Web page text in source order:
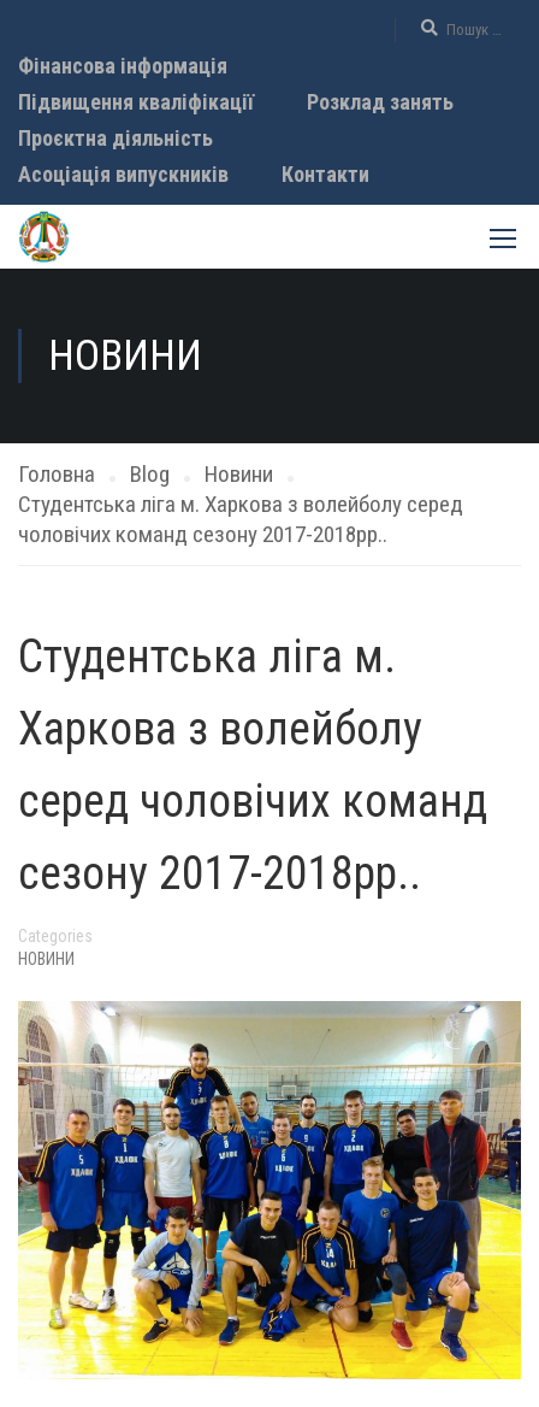
Фінансова інформація
Підвищення кваліфікації
Розклад занять
Проєктна діяльність
Асоціація випускників
Контакти
НОВИНИ
Головна Blog
Новини
Студентська ліга м. Харкова з волейболу серед
чоловічих команд сезону 2017-2018рр..
Студентська ліга м.
Харкова з волейболу
серед чоловічих команд
сезону 2017-2018рр..
Categories
НОВИНИ